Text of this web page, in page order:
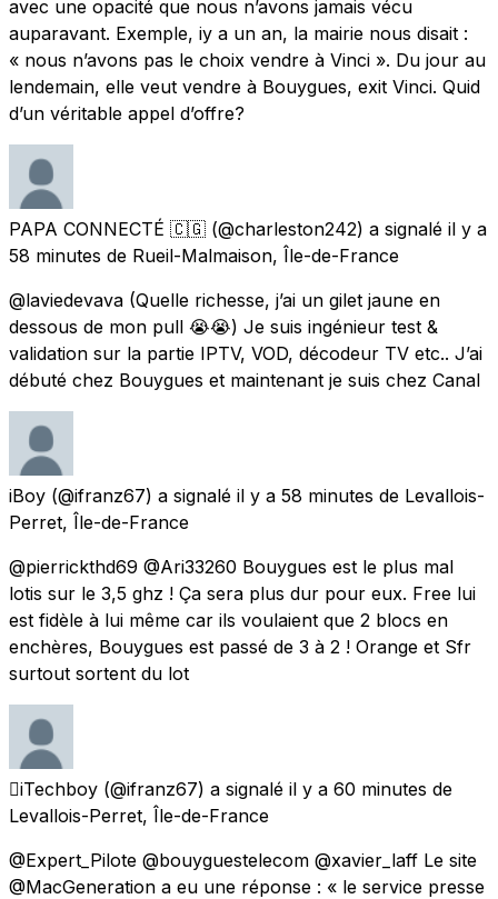
avec une opacité que nous n’avons jamais vécu
auparavant. Exemple, iy a un an, la mairie nous disait :
« nous n’avons pas le choix vendre à Vinci ». Du jour au
lendemain, elle veut vendre à Bouygues, exit Vinci. Quid
d’un véritable appel d’offre?
PAPA CONNECTÉ 🇨🇬 (@charleston242) a signalé il y a
58 minutes de Rueil-Malmaison, Île-de-France
@laviedevava (Quelle richesse, j’ai un gilet jaune en
dessous de mon pull 😭😭) Je suis ingénieur test &
validation sur la partie IPTV, VOD, décodeur TV etc.. J’ai
débuté chez Bouygues et maintenant je suis chez Canal
iBoy (@ifranz67) a signalé il y a 58 minutes de Levallois-
Perret, Île-de-France
@pierrickthd69 @Ari33260 Bouygues est le plus mal
lotis sur le 3,5 ghz ! Ça sera plus dur pour eux. Free lui
est fidèle à lui même car ils voulaient que 2 blocs en
enchères, Bouygues est passé de 3 à 2 ! Orange et Sfr
surtout sortent du lot
iTechboy (@ifranz67) a signalé il y a 60 minutes de
Levallois-Perret, Île-de-France
@Expert_Pilote @bouyguestelecom @xavier_laff Le site
@MacGeneration a eu une réponse : « le service presse